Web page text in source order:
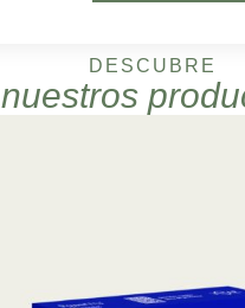
DESCUBRE
nuestros